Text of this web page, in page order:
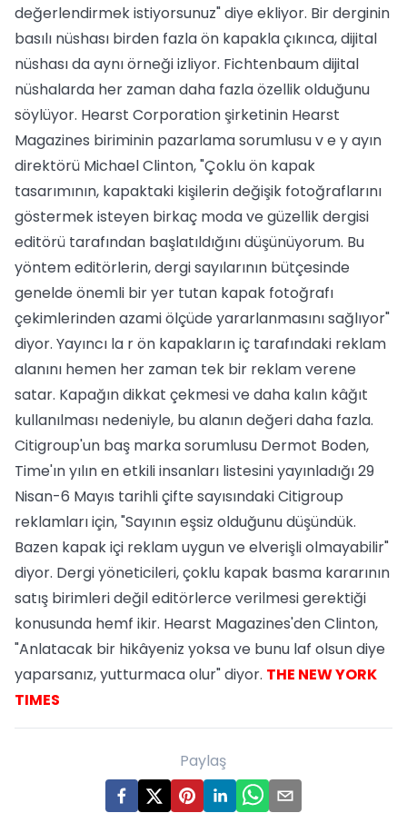
değerlendirmek istiyorsunuz" diye ekliyor. Bir derginin
basılı nüshası birden fazla ön kapakla çıkınca, dijital
nüshası da aynı örneği izliyor. Fichtenbaum dijital
nüshalarda her zaman daha fazla özellik olduğunu
söylüyor. Hearst Corporation şirketinin Hearst
Magazines biriminin pazarlama sorumlusu v e y ayın
direktörü Michael Clinton, "Çoklu ön kapak
tasarımının, kapaktaki kişilerin değişik fotoğraflarını
göstermek isteyen birkaç moda ve güzellik dergisi
editörü tarafından başlatıldığını düşünüyorum. Bu
yöntem editörlerin, dergi sayılarının bütçesinde
genelde önemli bir yer tutan kapak fotoğrafı
çekimlerinden azami ölçüde yararlanmasını sağlıyor"
diyor. Yayıncı la r ön kapakların iç tarafındaki reklam
alanını hemen her zaman tek bir reklam verene
satar. Kapağın dikkat çekmesi ve daha kalın kâğıt
kullanılması nedeniyle, bu alanın değeri daha fazla.
Citigroup'un baş marka sorumlusu Dermot Boden,
Time'ın yılın en etkili insanları listesini yayınladığı 29
Nisan-6 Mayıs tarihli çifte sayısındaki Citigroup
reklamları için, "Sayının eşsiz olduğunu düşündük.
Bazen kapak içi reklam uygun ve elverişli olmayabilir"
diyor. Dergi yöneticileri, çoklu kapak basma kararının
satış birimleri değil editörlerce verilmesi gerektiği
konusunda hemf ikir. Hearst Magazines'den Clinton,
"Anlatacak bir hikâyeniz yoksa ve bunu laf olsun diye
yaparsanız, yutturmaca olur" diyor. THE NEW YORK
TIMES
Paylaş